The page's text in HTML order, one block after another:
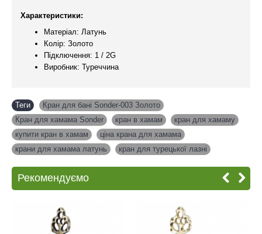
Характеристики:
Матеріал: Латунь
Колір: Золото
Підключення: 1 / 2G
Виробник: Туреччина
Теги Кран для бані Sonder-003 Золото
Кран для хамама Sonder
кран в хамам кран для хамаму
купити кран в хамам
ціна крана для хамама
крани для хамама латунь
кран для турецької лазні
Рекомендуємо